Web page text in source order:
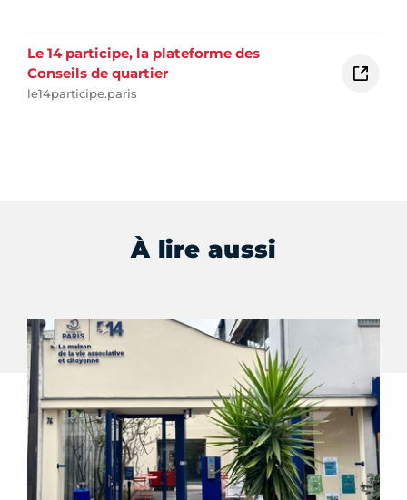
Le 14 participe, la plateforme des
Conseils de quartier
le14participe.paris
À lire aussi